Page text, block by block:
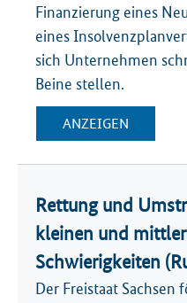
Finanzierung eines
eines
sich Unternehmen
Beine stellen.
ANZEIGEN
Rettung und
kleinen und
Schwierigkeiten
Der Freistaat